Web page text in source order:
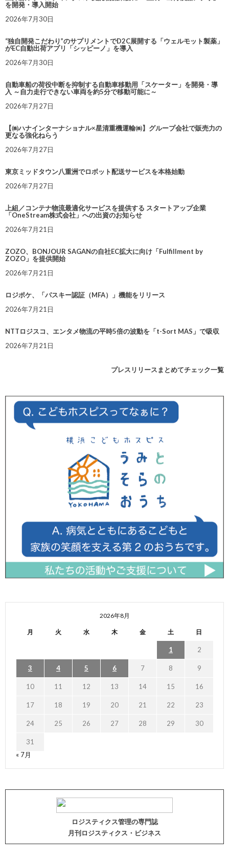
を開発・導入開始
2026年7月30日
“独自開発こだわり”のサプリメントでD2C展開する「ウェルモット製薬」
がEC自動出荷アプリ「シッピーノ」を導入
2026年7月30日
自動車船の荷役中断を抑制する自動車移動用「スケーター」を開発・導
入 ～自力走行できない車両を約5分で移動可能に～
2026年7月27日
【㈱ハナインターナショナル×星清重機運輸㈱】グループ会社で販売力の
更なる強化ねらう
2026年7月27日
東京ミッドタウン八重洲でロボット配送サービスを本格始動
2026年7月27日
上組／コンテナ物流最適化サービスを提供する スタートアップ企業
「OneStream株式会社」への出資のお知らせ
2026年7月21日
ZOZO、BONJOUR SAGANの自社EC拡大に向け「Fulfillment by
ZOZO」を提供開始
2026年7月21日
ロジポケ、「パスキー認証（MFA）」機能をリリース
2026年7月21日
NTTロジスコ、エンタメ物流の平時5倍の波動を「t-Sort MAS」で吸収
2026年7月21日
プレスリリースまとめてチェック一覧
2026年8月
月 火 水 木 金 土 日
1 2
3 4 5 6 7 8 9
10 11 12 13 14 15 16
17 18 19 20 21 22 23
24 25 26 27 28 29 30
31
« 7月
ロジスティクス管理の専門誌
月刊ロジスティクス・ビジネス